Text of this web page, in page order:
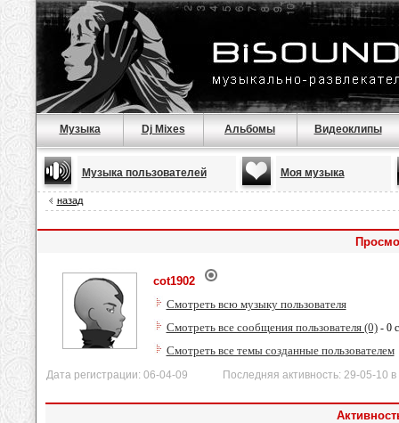
Музыка Dj Mixes Альбомы Видеоклипы
Музыка пользователей Моя музыка
назад
cot1902
Смотреть всю музыку пользователя
Смотреть все сообщения пользователя (0)- 0
Смотреть все темы созданные пользователем
Дата регистрации: 06-04-09 Последняя активность: 29-05-10 в